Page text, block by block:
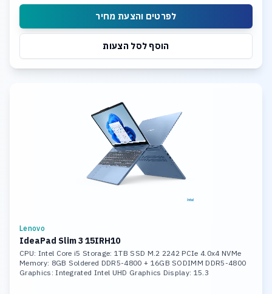
לפרטים והצעת מחיר
הוסף לסל הצעות
Lenovo
IdeaPad Slim 3 15IRH10
CPU: Intel Core i5 Storage: 1TB SSD M.2 2242 PCIe 4.0x4 NVMe
Memory: 8GB Soldered DDR5-4800 + 16GB SODIMM DDR5-4800
Graphics: Integrated Intel UHD Graphics Display: 15.3